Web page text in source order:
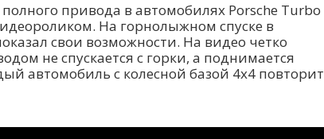
привода в автомобилях Porsche Turbo
На горнолыжном спуске в
свои возможности. На видео четко
не спускается с горки, а поднимается
автомобиль с колесной базой 4х4 повторит